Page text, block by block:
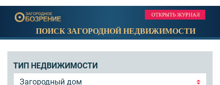
ПОИСК ЗАГОРОДНОЙ НЕДВИЖИМОСТИ
ТИП НЕДВИЖИМОСТИ